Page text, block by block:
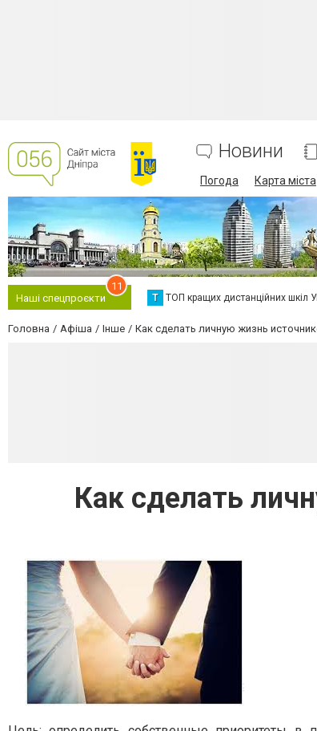
Новини
Погода Карта міста
Наші спецпроєкти
11
Т ТОП кращих дистанційних шкіл
Головна Афіша Інше Как сделать личную жизнь
Как сделать